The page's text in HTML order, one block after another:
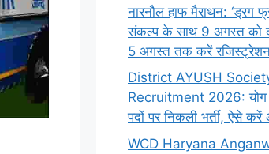
नारनौल हाफ मैराथन: ‘ड्रग
संकल्प के साथ 9 अगस्त को
5 अगस्त तक करें
District AYUSH
Recruitment 2026: योग
पदों पर निकली भर्ती, ऐसे
WCD Haryana